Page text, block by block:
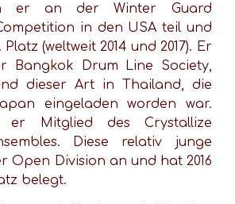
er an der Winter Guard
in den USA teil und
(weltweit 2014 und 2017). Er
Bangkok Drum Line Society,
dieser Art in Thailand, die
eingeladen worden war.
er Mitglied des Crystallize
Diese relativ junge
Open Division an und hat 2016
belegt.